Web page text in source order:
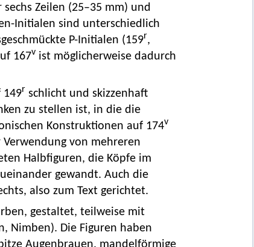
Zeilen (25–35 mm) und
Initialen sind unterschiedlich
P-Initialen (159r,
167v ist möglicherweise dadurch
149r schlicht und skizzenhaft
zu stellen ist, in die die
Konstruktionen auf 174v
von mehreren
Halbfiguren, die Köpfe im
gewandt. Auch die
also zum Text gerichtet.
gestaltet, teilweise mit
Nimben). Die Figuren haben